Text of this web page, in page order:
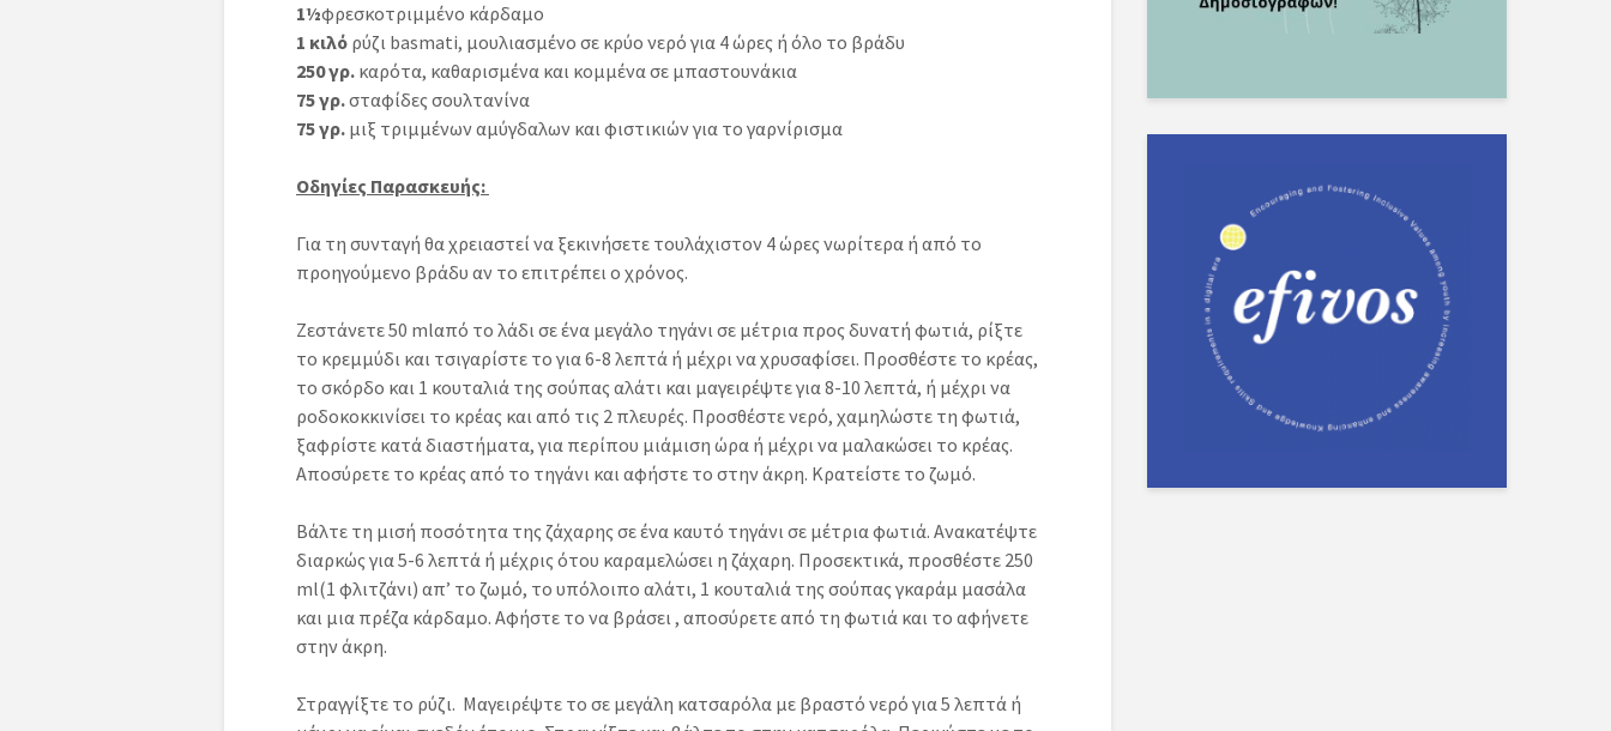
1½φρεσκοτριμμένο κάρδαμο
1 κιλό ρύζι basmati, μουλιασμένο σε κρύο νερό για 4 ώρες ή όλο το βράδυ
250 γρ. καρότα, καθαρισμένα και κομμένα σε μπαστουνάκια
75 γρ.σταφίδες σουλτανίνα
75 γρ. μιξ τριμμένων αμύγδαλων και φιστικιών για το γαρνίρισμα
Οδηγίες Παρασκευής:
Για τη συνταγή θα χρειαστεί να ξεκινήσετε τουλάχιστον 4 ώρες νωρίτερα ή από το
προηγούμενο βράδυ αν το επιτρέπει ο χρόνος.
Ζεστάνετε 50 mlαπό το λάδι σε ένα μεγάλο τηγάνι σε μέτρια προς δυνατή φωτιά, ρίξτε
το κρεμμύδι και τσιγαρίστε το για 6-8 λεπτά ή μέχρι να χρυσαφίσει. Προσθέστε το κρέας,
το σκόρδο και 1 κουταλιά της σούπας αλάτι και μαγειρέψτε για 8-10 λεπτά, ή μέχρι να
ροδοκοκκινίσει το κρέας και από τις 2 πλευρές. Προσθέστε νερό, χαμηλώστε τη φωτιά,
ξαφρίστε κατά διαστήματα, για περίπου μιάμιση ώρα ή μέχρι να μαλακώσει το κρέας.
Αποσύρετε το κρέας από το τηγάνι και αφήστε το στην άκρη. Κρατείστε το ζωμό.
Βάλτε τη μισή ποσότητα της ζάχαρης σε ένα καυτό τηγάνι σε μέτρια φωτιά. Ανακατέψτε
διαρκώς για 5-6 λεπτά ή μέχρις ότου καραμελώσει η ζάχαρη. Προσεκτικά, προσθέστε 250
ml(1 φλιτζάνι) απ’ το ζωμό, το υπόλοιπο αλάτι, 1 κουταλιά της σούπας γκαράμ μασάλα
και μια πρέζα κάρδαμο. Αφήστε το να βράσει , αποσύρετε από τη φωτιά και το αφήνετε
στην άκρη.
Στραγγίξτε το ρύζι. Μαγειρέψτε το σε μεγάλη κατσαρόλα με βραστό νερό για 5 λεπτά ή